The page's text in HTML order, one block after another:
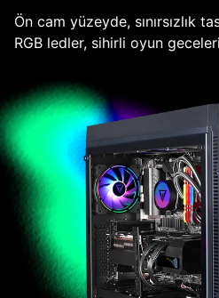
Ön cam yüzeyde, sınırsızlık
RGB ledler, sihirli oyun